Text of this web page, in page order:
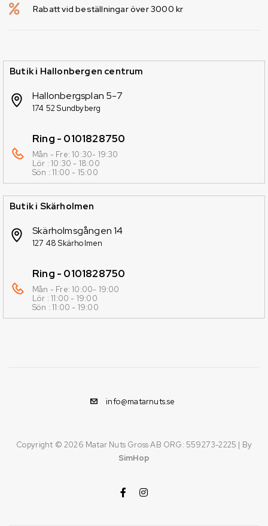
Rabatt vid beställningar över 3000 kr
Butik i Hallonbergen centrum
Hallonbergsplan 5-7
174 52 Sundbyberg
Ring - 0101828750
Mån - Fre: 10:30- 19:30
Lör : 10:30 - 18:00
Sön : 11:00 - 15:00
Butik i Skärholmen
Skärholmsgången 14
127 48 Skärholmen
Ring - 0101828750
Mån - Fre: 10:00- 19:00
Lör : 11:00 - 19:00
Sön : 11:00 - 19:00
info@matarnuts.se
Copyright © 2026 Matar Nuts Gross AB ORG: 559273-2225 | By
SimHop